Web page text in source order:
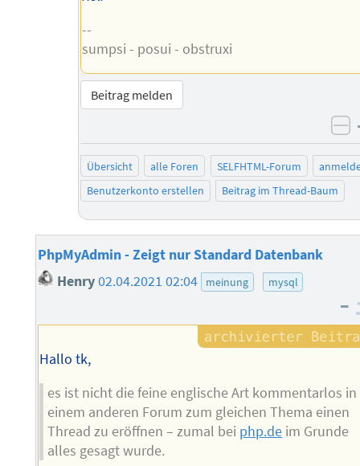
--
sumpsi - posui - obstruxi
Beitrag melden
Übersicht alle Foren SELFHTML-Forum
Benutzerkonto erstellen
Beitrag im Thread-Baum
PhpMyAdmin - Zeigt nur Standard Datenbank
Henry02.04.2021 02:04 meinung mysql
–
Hallo tk,
es ist nicht die feine englische Art kommentarlos in
einem anderen Forum zum gleichen Thema einen
Thread zu eröffnen – zumal bei php.de im Grunde
alles gesagt wurde.